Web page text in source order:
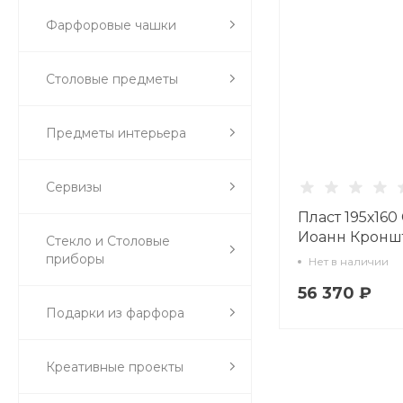
Фарфоровые чашки
Столовые предметы
Предметы интерьера
Сервизы
Стекло и Столовые
приборы
Подарки из фарфора
Креативные проекты
Пласт
Иоанн
арт.Нет в наличии
56 370 ₽